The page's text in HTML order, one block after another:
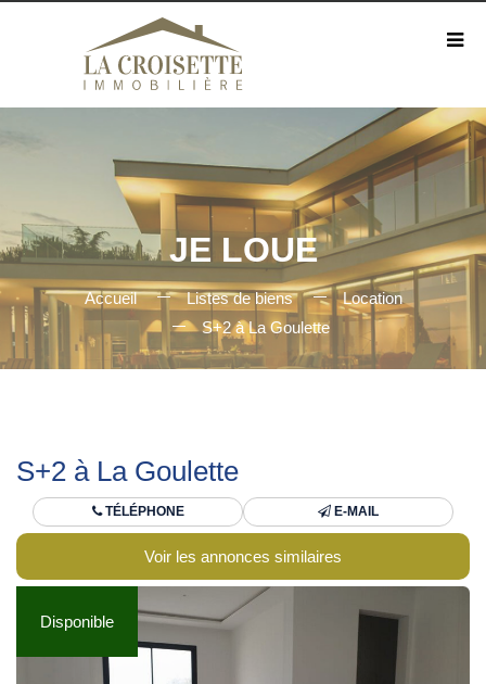
JE LOUE
Accueil Listes de biens
Location
S+2 à La Goulette
S+2 à La Goulette
TÉLÉPHONE E-MAIL
Voir les annonces similaires
Disponible